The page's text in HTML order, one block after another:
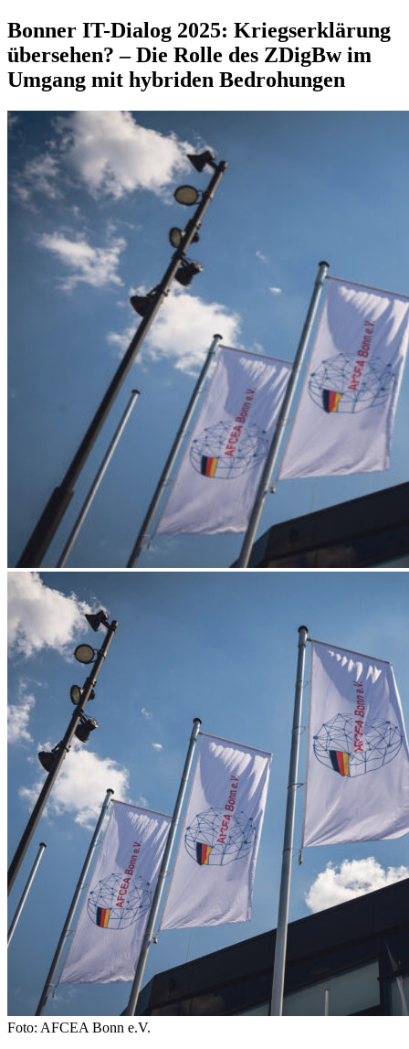
Bonner IT-Dialog 2025: Kriegserklärung
übersehen? – Die Rolle des ZDigBw im
Umgang mit hybriden Bedrohungen
Foto: AFCEA Bonn e.V.